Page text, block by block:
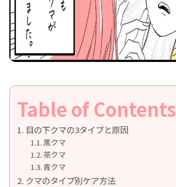
Table of Contents
目の下クマの3タイプと原因
黒クマ
茶クマ
青クマ
クマのタイプ別ケア方法